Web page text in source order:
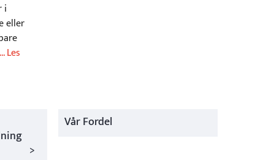
i
eller
... Les
>
Vår Fordel